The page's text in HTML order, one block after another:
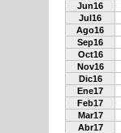
Jun16
Jul16
Ago16
Sep16
Oct16
Nov16
Dic16
Ene17
Feb17
Mar17
Abr17